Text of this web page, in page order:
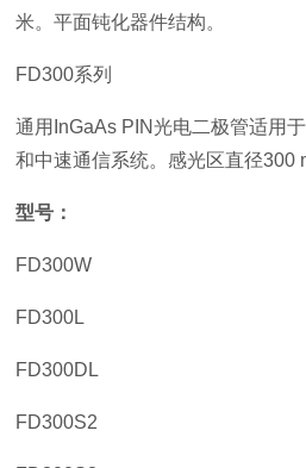
米。平面钝化器件结构。
FD300系列
通用InGaAs PIN光电二极管适用
和中速通信系统。感光区直径300
型号：
FD300W
FD300L
FD300DL
FD300S2